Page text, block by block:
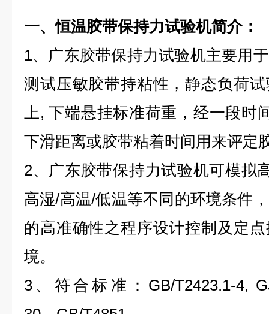
一、恒温胶带保持力试验机简介：
1、广东胶带保持力试验机主要用
测试压敏胶带持粘性，静态负荷
上, 下端悬挂标准荷重，经一段时
下滑距离或胶带粘着时间用来评定
2、广东胶带保持力试验机可模拟
高湿/高温/低温等不同的环境条件
的高准确性之程序设计控制及定
境。
3、符合标准：GB/T2423.1-4,